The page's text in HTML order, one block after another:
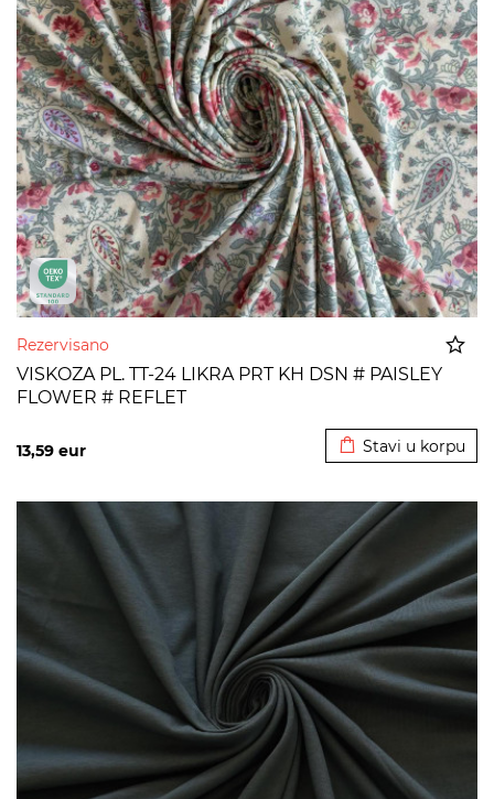
Rezervisano
VISKOZA PL. TT-24 LIKRA PRT KH DSN # PAISLEY
FLOWER # REFLET
13,59 eur Stavi u korpu